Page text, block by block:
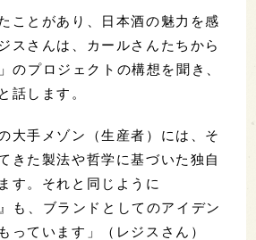
ことがあり、日本酒の魅力を感
スさんは、カールさんたちから
のプロジェクトの構想を聞き、
話します。
大手メゾン（生産者）には、そ
きた製法や哲学に基づいた独自
す。それと同じように
も、ブランドとしてのアイデン
っています」（レジスさん）